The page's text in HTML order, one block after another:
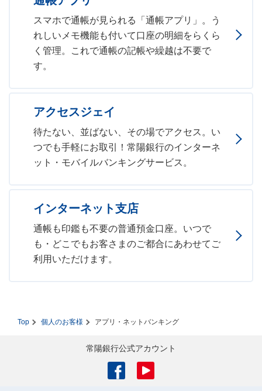
スマホで通帳が見られる「通帳アプリ」。う
れしいメモ機能も付いて口座の明細をらくら
く管理。これで通帳の記帳や繰越は不要で
す。
アクセスジェイ
待たない、並ばない、その場でアクセス。い
つでも手軽にお取引！常陽銀行のインターネ
ット・モバイルバンキングサービス。
インターネット支店
通帳も印鑑も不要の普通預金口座。いつで
も・どこでもお客さまのご都合にあわせてご
利用いただけます。
Top 個人のお客様 アプリ・ネットバンキング
常陽銀行公式アカウント